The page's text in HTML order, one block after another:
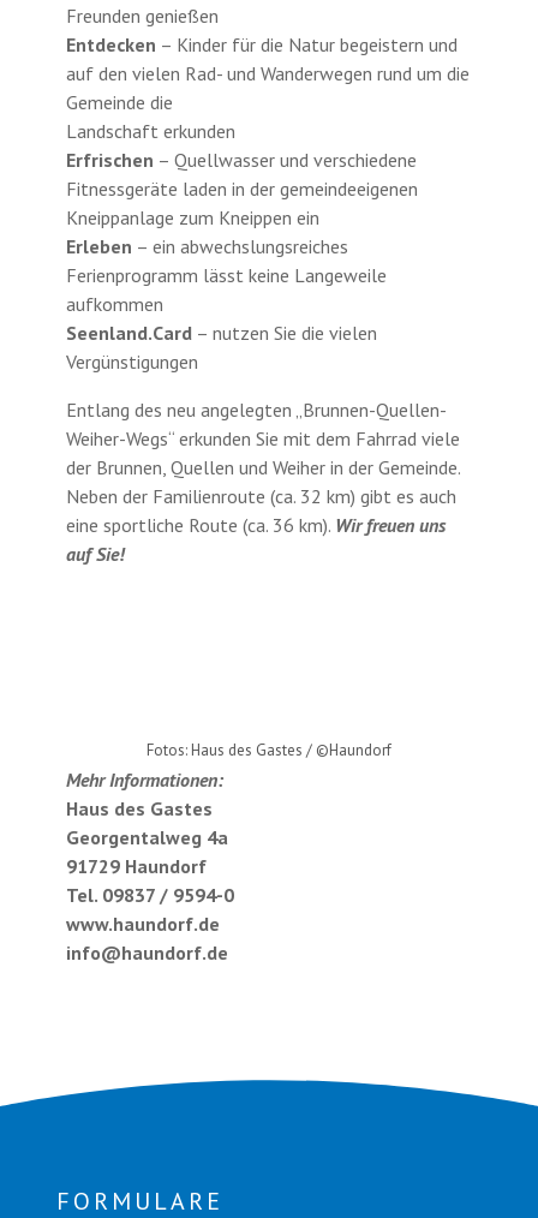
Freunden genießen
Entdecken – Kinder für die Natur begeistern und
auf den vielen Rad- und Wanderwegen rund um die
Gemeinde die
Landschaft erkunden
Erfrischen – Quellwasser und verschiedene
Fitnessgeräte laden in der gemeindeeigenen
Kneippanlage zum Kneippen ein
Erleben – ein abwechslungsreiches
Ferienprogramm lässt keine Langeweile
aufkommen
Seenland.Card– nutzen Sie die vielen
Vergünstigungen
Entlang des neu angelegten „Brunnen-Quellen-
Weiher-Wegs“ erkunden Sie mit dem Fahrrad viele
der Brunnen, Quellen und Weiher in der Gemeinde.
Neben der Familienroute (ca. 32 km) gibt es auch
eine sportliche Route (ca. 36 km). Wir freuen uns
auf Sie!
Fotos: Haus des Gastes / ©Haundorf
Mehr Informationen:
Haus des Gastes
Georgentalweg 4a
91729 Haundorf
Tel. 09837 / 9594-0
www.haundorf.de
info@haundorf.de
FORMULARE